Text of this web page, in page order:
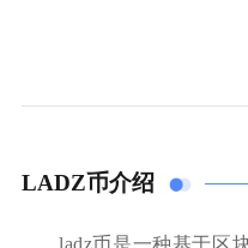
LADZ币介绍